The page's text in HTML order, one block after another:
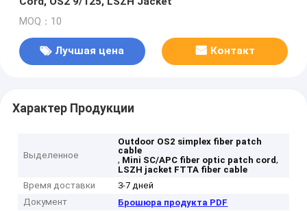
MOQ：10
Лучшая цена Контакт
Характер Продукции
Выделенное
Outdoor OS2 simplex fiber patch
cable
, Mini SC/APC fiber optic patch cord,
LSZH jacket FTTA fiber cable
Время доставки
3-7 дней
Документ
Брошюра продукта PDF